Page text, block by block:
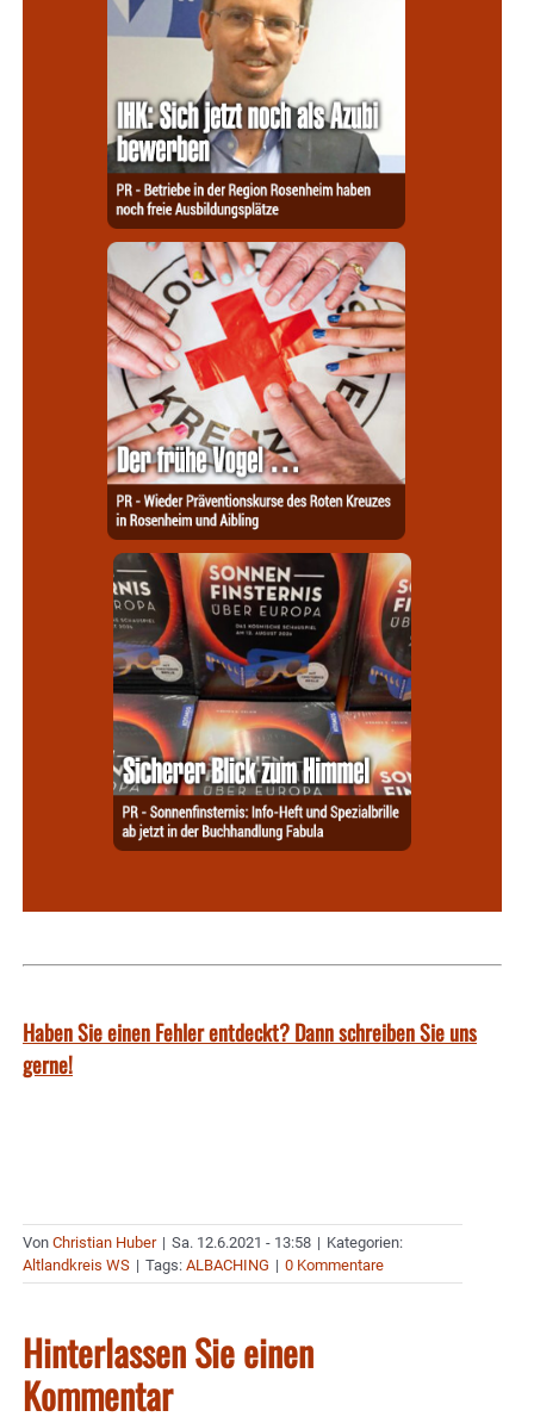
Haben Sie einen Fehler entdeckt? Dann schreiben Sie uns
gerne!
Von Christian Huber | Sa. 12.6.2021 - 13:58 | Kategorien:
Altlandkreis WS | Tags: ALBACHING | 0 Kommentare
Hinterlassen Sie einen
Kommentar